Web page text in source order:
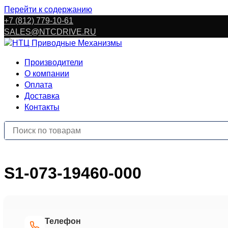
Перейти к содержанию
+7 (812) 779-10-61
SALES@NTCDRIVE.RU
Производители
О компании
Оплата
Доставка
Контакты
S1-073-19460-000
Телефон